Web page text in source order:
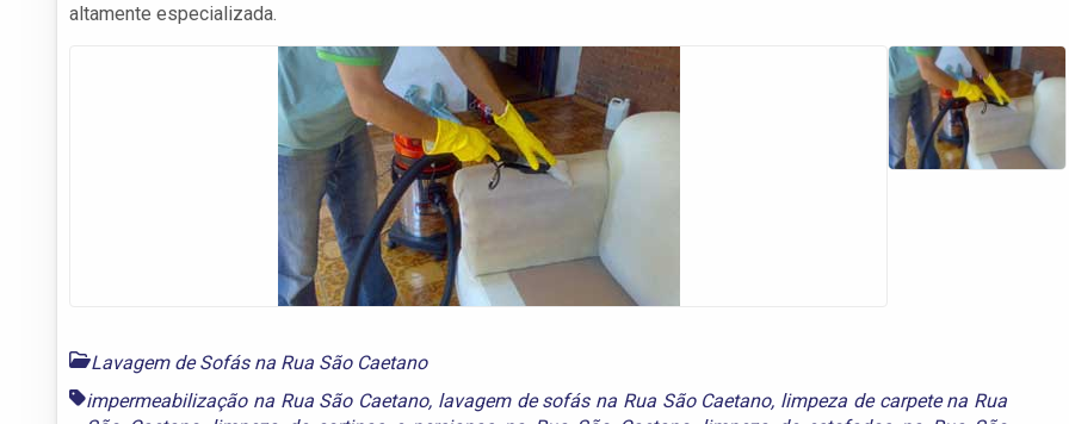
altamente especializada.
Lavagem de Sofás na Rua São Caetano
impermeabilização na Rua São Caetano, lavagem de sofás na Rua São Caetano, limpeza de carpete na Rua